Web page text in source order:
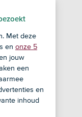
altijd of
Met deze
en onze 5
jouw
een
en
inhoud